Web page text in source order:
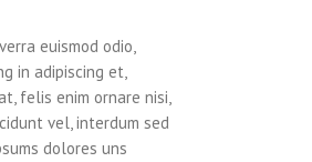
euismod odio,
in adipiscing et,
felis enim ornare nisi,
vel, interdum sed
dolores uns